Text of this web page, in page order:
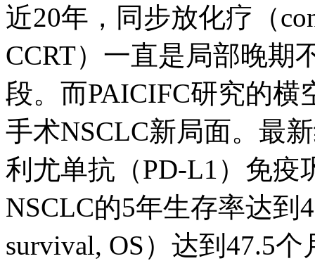
近20年，同步放化疗（
CCRT）一直是局部晚期
段。而PAICIFC研究的
手术NSCLC新局面。最
利尤单抗（PD-L1）免疫
NSCLC的5年生存率达到
survival, OS）达到47.5